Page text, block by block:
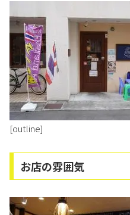
[outline]
お店の雰囲気